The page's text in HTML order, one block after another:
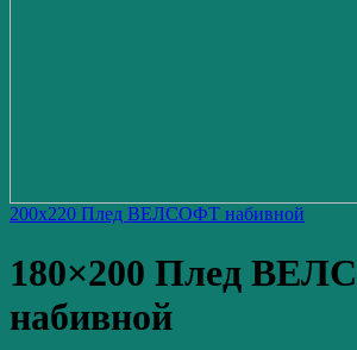
200x220 Плед ВЕЛСОФТ набивной
180×200 Плед
набивной